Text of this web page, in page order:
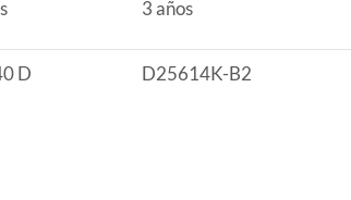
blanca, colchones, muebles,
3 años
D D25614K-B2